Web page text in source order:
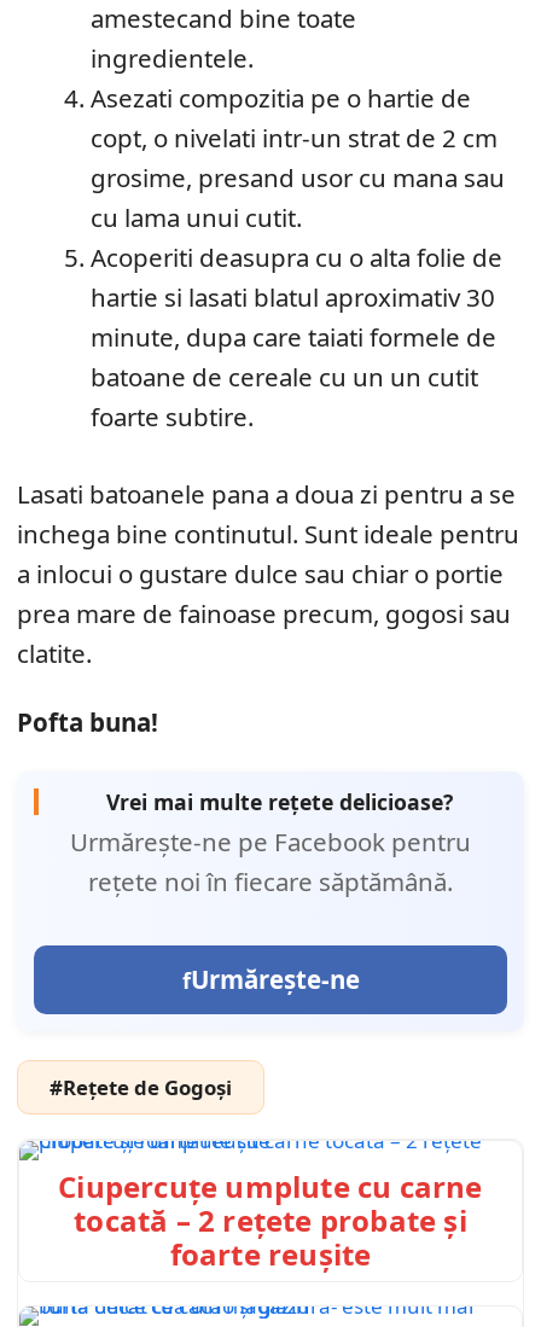
amestecand bine toate
ingredientele.
Asezati compozitia pe o hartie de
copt, o nivelati intr-un strat de 2 cm
grosime, presand usor cu mana sau
cu lama unui cutit.
Acoperiti deasupra cu o alta folie de
hartie si lasati blatul aproximativ 30
minute, dupa care taiati formele de
batoane de cereale cu un un cutit
foarte subtire.
Lasati batoanele pana a doua zi pentru a se
inchega bine continutul. Sunt ideale pentru
a inlocui o gustare dulce sau chiar o portie
prea mare de fainoase precum, gogosi sau
clatite.
Pofta buna!
Vrei mai multe rețete delicioase?
Urmărește-ne pe Facebook pentru
rețete noi în fiecare săptămână.
Urmărește-ne
#Rețete de Gogoși
Ciupercuțe umplute cu carne
tocată – 2 rețete probate și
foarte reușite